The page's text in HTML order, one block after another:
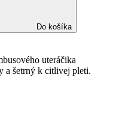
Do košíka
uteráčika
a šetrný k citlivej pleti.